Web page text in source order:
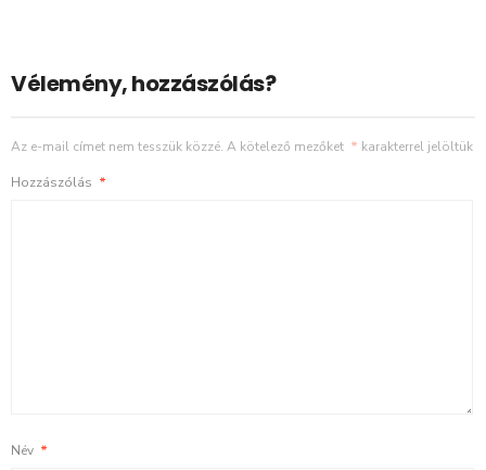
Vélemény, hozzászólás?
Az e-mail címet nem tesszük közzé. A kötelező mezőket * karakterrel jelöltük
Hozzászólás *
Név *